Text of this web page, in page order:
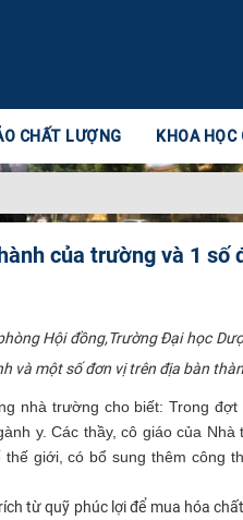
CHẤT LƯỢNG KHOA HỌC
của trường và 1
Hội đồng,Trường Đại học
và một số đơn vị trên địa bàn
nhà trường cho biết: Trong
y. Các thầy, cô giáo của
giới, có bổ sung thêm công
từ quỹ phúc lợi để mua hóa